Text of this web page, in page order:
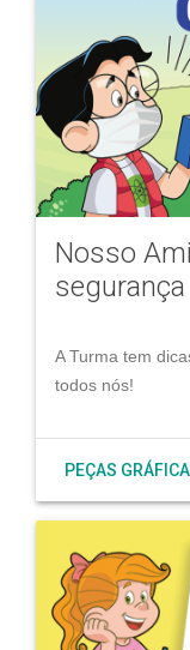
Nosso
segurança
A Turma tem
todos nós!
PEÇAS